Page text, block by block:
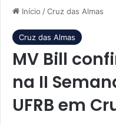
Início /Cruz das Almas
Cruz das Almas
MV Bill
na II
UFRB em